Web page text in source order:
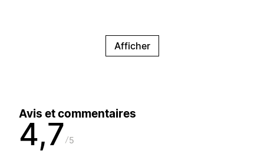
Afficher
Avis et commentaires
4,7 5